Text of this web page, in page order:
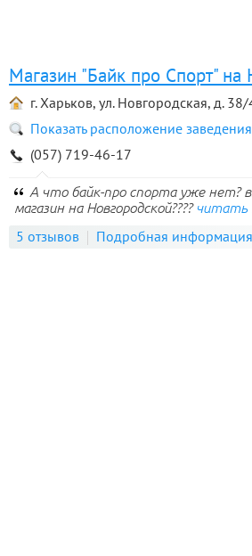
Магазин "Байк про Спорт" на
г. Харьков, ул. Новгородская, д.
Показать расположение
(057) 719-46-17
А что байк-про спорта уже нет?
магазин на Новгородской???? читать
5 отзывов Подробная информация